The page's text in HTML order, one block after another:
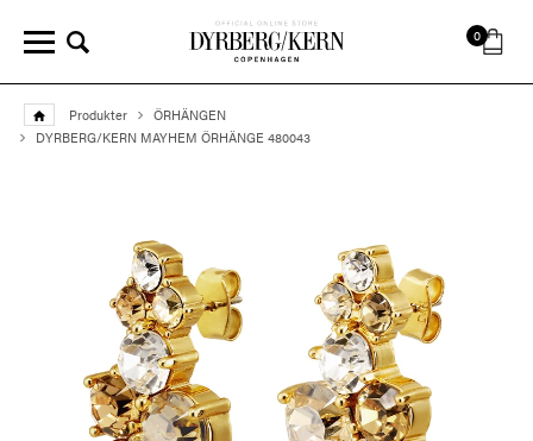
0
Produkter
ÖRHÄNGEN
DYRBERG/KERN MAYHEM ÖRHÄNGE 480043